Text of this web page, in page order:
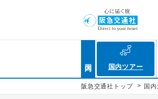
国内ツアー
阪急交通社トップ > 国内